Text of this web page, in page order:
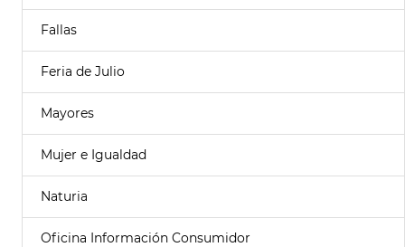
Fallas
Feria de Julio
Mayores
Mujer e Igualdad
Naturia
Oficina Información Consumidor